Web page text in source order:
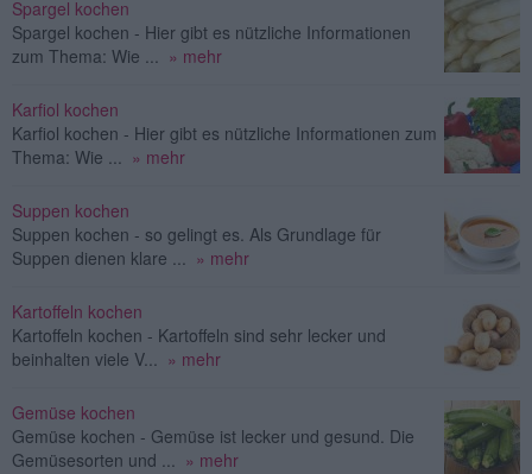
Spargel kochen
Spargel kochen - Hier gibt es nützliche Informationen
zum Thema: Wie ... » mehr
Karfiol kochen
Karfiol kochen - Hier gibt es nützliche Informationen zum
Thema: Wie ... » mehr
Suppen kochen
Suppen kochen - so gelingt es. Als Grundlage für
Suppen dienen klare ... » mehr
Kartoffeln kochen
Kartoffeln kochen - Kartoffeln sind sehr lecker und
beinhalten viele V... » mehr
Gemüse kochen
Gemüse kochen - Gemüse ist lecker und gesund. Die
Gemüsesorten und ... » mehr